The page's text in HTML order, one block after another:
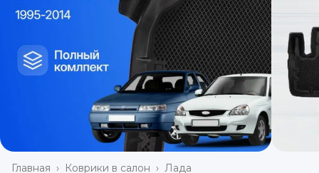
Лада
Коврики в салон ›
Главная ›